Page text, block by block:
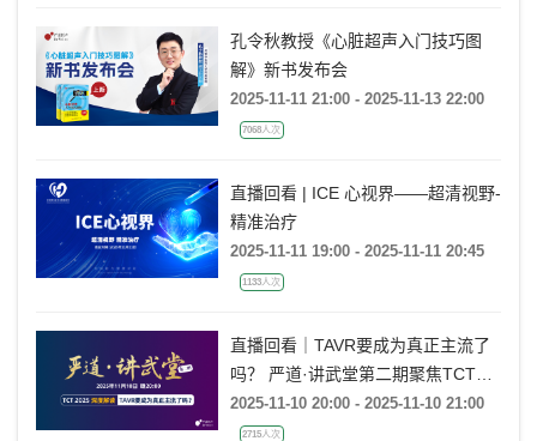
孔令秋教授《心脏超声入门技巧图
解》新书发布会
2025-11-11 21:00 - 2025-11-13 22:00
7068人次
直播回看 | ICE 心视界——超清视野-
精准治疗
2025-11-11 19:00 - 2025-11-11 20:45
1133人次
直播回看｜TAVR要成为真正主流了
吗？ 严道·讲武堂第二期聚焦TCT
2025，深度解读PARTNER-3 研究
2025-11-10 20:00 - 2025-11-10 21:00
2715人次